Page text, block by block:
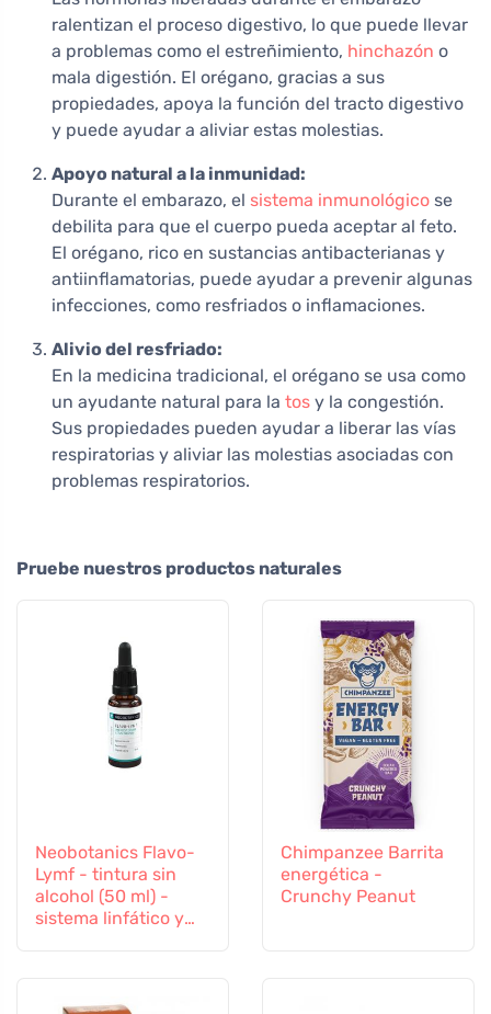
ralentizan el proceso digestivo, lo que puede llevar
a problemas como el estreñimiento, hinchazón o
mala digestión. El orégano, gracias a sus
propiedades, apoya la función del tracto digestivo
y puede ayudar a aliviar estas molestias.
Apoyo natural a la inmunidad:
Durante el embarazo, el sistema inmunológico se
debilita para que el cuerpo pueda aceptar al feto.
El orégano, rico en sustancias antibacterianas y
antiinflamatorias, puede ayudar a prevenir algunas
infecciones, como resfriados o inflamaciones.
Alivio del resfriado:
En la medicina tradicional, el orégano se usa como
un ayudante natural para la tos y la congestión.
Sus propiedades pueden ayudar a liberar las vías
respiratorias y aliviar las molestias asociadas con
problemas respiratorios.
Pruebe nuestros productos naturales
Neobotanics Flavo-
Lymf - tintura sin
alcohol (50 ml) -
sistema linfático y
Chimpanzee Barrita
energética -
Crunchy Peanut